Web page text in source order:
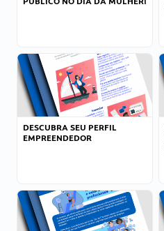
DESCUBRA SEU PERFIL
EMPREENDEDOR